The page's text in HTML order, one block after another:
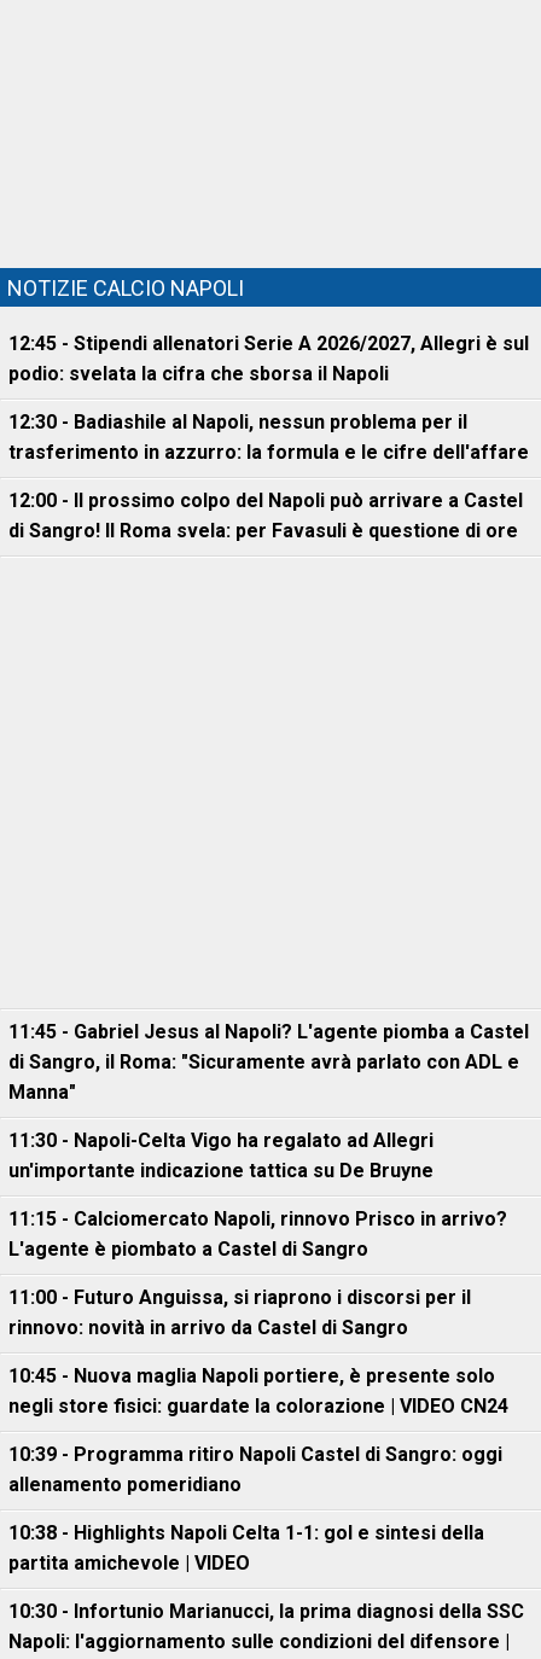
NOTIZIE CALCIO NAPOLI
12:45 - Stipendi allenatori Serie A 2026/2027, Allegri è sul
podio: svelata la cifra che sborsa il Napoli
12:30 - Badiashile al Napoli, nessun problema per il
trasferimento in azzurro: la formula e le cifre dell'affare
12:00 - Il prossimo colpo del Napoli può arrivare a Castel
di Sangro! Il Roma svela: per Favasuli è questione di ore
11:45 - Gabriel Jesus al Napoli? L'agente piomba a Castel
di Sangro, il Roma: "Sicuramente avrà parlato con ADL e
Manna"
11:30 - Napoli-Celta Vigo ha regalato ad Allegri
un'importante indicazione tattica su De Bruyne
11:15 - Calciomercato Napoli, rinnovo Prisco in arrivo?
L'agente è piombato a Castel di Sangro
11:00 - Futuro Anguissa, si riaprono i discorsi per il
rinnovo: novità in arrivo da Castel di Sangro
10:45 - Nuova maglia Napoli portiere, è presente solo
negli store fisici: guardate la colorazione | VIDEO CN24
10:39 - Programma ritiro Napoli Castel di Sangro: oggi
allenamento pomeridiano
10:38 - Highlights Napoli Celta 1-1: gol e sintesi della
partita amichevole | VIDEO
10:30 - Infortunio Marianucci, la prima diagnosi della SSC
Napoli: l'aggiornamento sulle condizioni del difensore |